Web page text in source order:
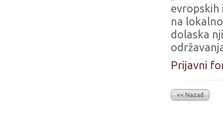
evropskih
na
dolaska
Prijavni
<< Nazad